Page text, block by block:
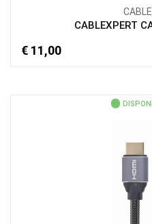
CABLEXPERT
€ 11,00